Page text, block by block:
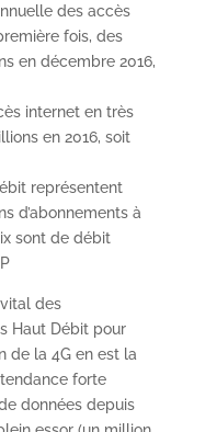
des accès
fois, des
en décembre 2016,
internet en très
en 2016, soit
représentent
d’abonnements à
sont de débit
des
Haut Débit pour
de la 4G en est la
forte
données depuis